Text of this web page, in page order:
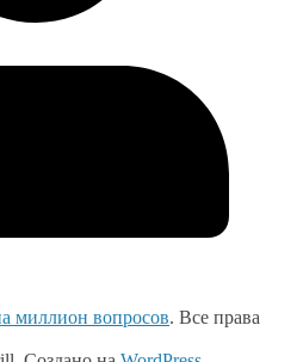
миллион вопросов. Все права